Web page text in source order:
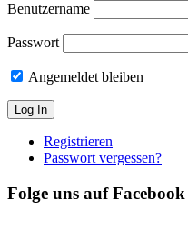
Benutzername
Passwort
Angemeldet bleiben
Registrieren
Passwort vergessen?
Folge uns auf Facebook